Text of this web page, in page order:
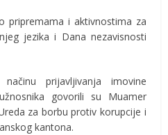
pripremama i aktivnostima za
jezika i Dana nezavisnosti
prijavljivanja imovine
govorili su Muamer
za borbu protiv korupcije i
kantona.